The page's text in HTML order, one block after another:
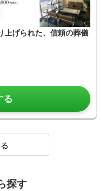
上げられた、信頼の葬儀
る
探す